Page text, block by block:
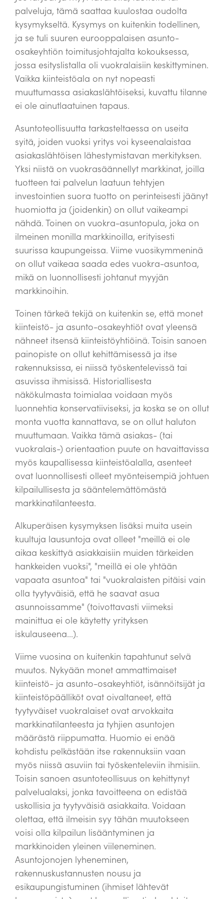
palveluja, tämä saattaa kuulostaa oudolta
kysymykseltä. Kysymys on kuitenkin todellinen,
ja se tuli suuren eurooppalaisen asunto-
osakeyhtiön toimitusjohtajalta kokouksessa,
jossa esityslistalla oli vuokralaisiin keskittyminen.
Vaikka kiinteistöala on nyt nopeasti
muuttumassa asiakaslähtöiseksi, kuvattu tilanne
ei ole ainutlaatuinen tapaus.
Asuntoteollisuutta tarkasteltaessa on useita
syitä, joiden vuoksi yritys voi kyseenalaistaa
asiakaslähtöisen lähestymistavan merkityksen.
Yksi niistä on vuokrasäännellyt markkinat, joilla
tuotteen tai palvelun laatuun tehtyjen
investointien suora tuotto on perinteisesti jäänyt
huomiotta ja (joidenkin) on ollut vaikeampi
nähdä. Toinen on vuokra-asuntopula, joka on
ilmeinen monilla markkinoilla, erityisesti
suurissa kaupungeissa. Viime vuosikymmeninä
on ollut vaikeaa saada edes vuokra-asuntoa,
mikä on luonnollisesti johtanut myyjän
markkinoihin.
Toinen tärkeä tekijä on kuitenkin se, että monet
kiinteistö- ja asunto-osakeyhtiöt ovat yleensä
nähneet itsensä kiinteistöyhtiöinä. Toisin sanoen
painopiste on ollut kehittämisessä ja itse
rakennuksissa, ei niissä työskentelevissä tai
asuvissa ihmisissä. Historiallisesta
näkökulmasta toimialaa voidaan myös
luonnehtia konservatiiviseksi, ja koska se on ollut
monta vuotta kannattava, se on ollut haluton
muuttumaan. Vaikka tämä asiakas- (tai
vuokralais-) orientaation puute on havaittavissa
myös kaupallisessa kiinteistöalalla, asenteet
ovat luonnollisesti olleet myönteisempiä johtuen
kilpailullisesta ja sääntelemättömästä
markkinatilanteesta.
Alkuperäisen kysymyksen lisäksi muita usein
kuultuja lausuntoja ovat olleet "meillä ei ole
aikaa keskittyä asiakkaisiin muiden tärkeiden
hankkeiden vuoksi", "meillä ei ole yhtään
vapaata asuntoa" tai "vuokralaisten pitäisi vain
olla tyytyväisiä, että he saavat asua
asunnoissamme" (toivottavasti viimeksi
mainittua ei ole käytetty yrityksen
iskulauseena...).
Viime vuosina on kuitenkin tapahtunut selvä
muutos. Nykyään monet ammattimaiset
kiinteistö- ja asunto-osakeyhtiöt, isännöitsijät ja
kiinteistöpäälliköt ovat oivaltaneet, että
tyytyväiset vuokralaiset ovat arvokkaita
markkinatilanteesta ja tyhjien asuntojen
määrästä riippumatta. Huomio ei enää
kohdistu pelkästään itse rakennuksiin vaan
myös niissä asuviin tai työskenteleviin ihmisiin.
Toisin sanoen asuntoteollisuus on kehittynyt
palvelualaksi, jonka tavoitteena on edistää
uskollisia ja tyytyväisiä asiakkaita. Voidaan
olettaa, että ilmeisin syy tähän muutokseen
voisi olla kilpailun lisääntyminen ja
markkinoiden yleinen viileneminen.
Asuntojonojen lyheneminen,
rakennuskustannusten nousu ja
esikaupungistuminen (ihmiset lähtevät